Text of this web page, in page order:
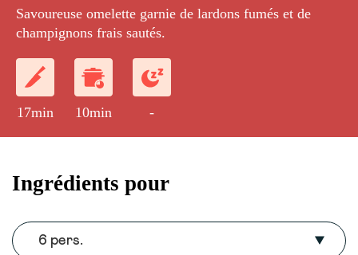
Savoureuse omelette garnie de lardons fumés et de
champignons frais sautés.
17min 10min -
Ingrédients pour
6 pers.